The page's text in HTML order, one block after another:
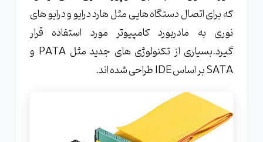
که برای اتصال دستگاه هایی مثل هارد درایو و درایو های
نوری به مادربورد کامپیوتر مورد استفاده قرار
گیرد.بسیاری از تکنولوژی های جدید مثل PATA و
SATA بر اساس IDE طراحی شده اند.